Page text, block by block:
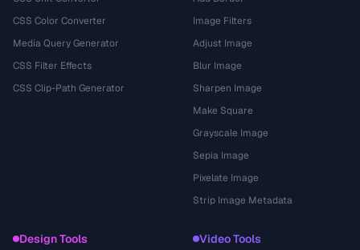
CSS Color Converter
Media Query Generator
CSS Filter Effects
CSS Clip-Path Generator
Image Filters
Adjust Image
Blur Image
Sharpen Image
Make Square
Grayscale Image
Sepia Image
Pixelate Image
Strip Image Metadata
Design Tools Video Tools